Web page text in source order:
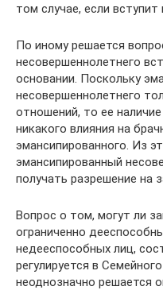
том случае, если вступит
По иному решается
несовершеннолетнего
основании. Поскольку
несовершеннолетнего
отношений, то ее
никакого влияния на
эмансипированного. Из
эмансипированный
получать разрешение на
Вопрос о том, могут ли
ограниченно
недееспособных лиц,
регулируется в
неоднозначно решается